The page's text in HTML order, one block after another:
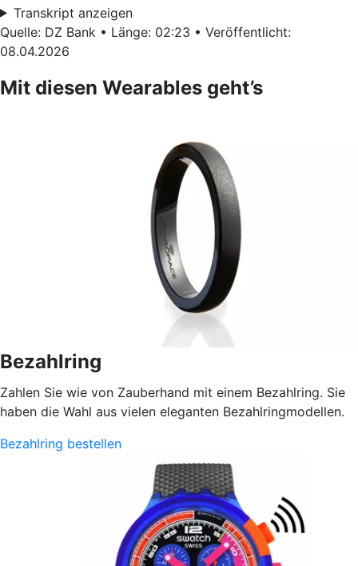
Transkript anzeigen
Quelle: DZ Bank • Länge: 02:23 • Veröffentlicht:
08.04.2026
Mit diesen Wearables geht’s
Bezahlring
Zahlen Sie wie von Zauberhand mit einem Bezahlring. Sie
haben die Wahl aus vielen eleganten Bezahlringmodellen.
Bezahlring bestellen